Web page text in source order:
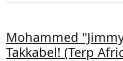
Mohammed
Takkabel! (Terp